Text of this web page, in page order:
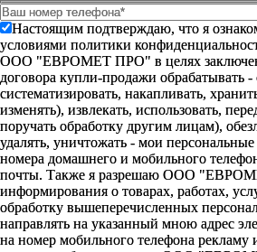
Настоящим подтверждаю, что я
условиями политики
ООО "ЕВРОМЕТ ПРО" в целях
договора купли-продажи обрабатывать -
систематизировать, накапливать,
изменять), извлекать, использовать,
поручать обработку другим лицам),
удалять, уничтожать - мои
номера домашнего и мобильного
почты. Также я разрешаю ООО
информирования о товарах, работах,
обработку вышеперечисленных
направлять на указанный мною адрес
на номер мобильного телефона